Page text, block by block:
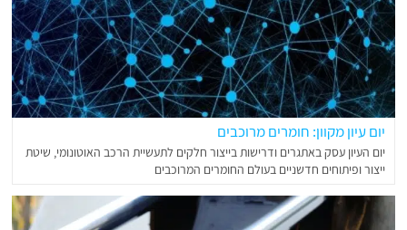
יום עיון מקוון: חומרים מרוכבים
יום העיון עסק באתגרים ודרישות בייצור חלקים לתעשיית הרכב האוטונומי, שיטת
ייצור ופיתוחים חדשניים בעולם החומרים המרוכבים